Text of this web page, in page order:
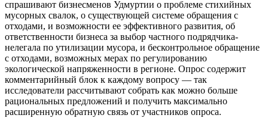
спрашивают бизнесменов Удмуртии о проблеме стихийных
мусорных свалок, о существующей системе обращения с
отходами, и возможности ее эффективного развития, об
ответственности бизнеса за выбор частного подрядчика-
нелегала по утилизации мусора, и бесконтрольное обращение
с отходами, возможных мерах по регулированию
экологической напряженности в регионе. Опрос содержит
комментарийный блок к каждому вопросу — так
исследователи рассчитывают собрать как можно больше
рациональных предложений и получить максимально
расширенную обратную связь от участников опроса.